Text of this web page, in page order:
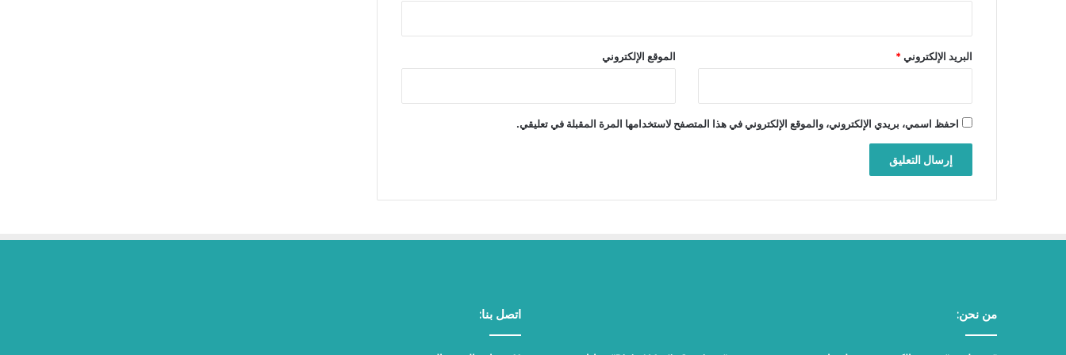
البريد الإلكتروني* الموقع الإلكتروني
احفظ اسمي، بريدي الإلكتروني، والموقع الإلكتروني في هذا المتصفح لاستخدامها المرة المقبلة في تعليقي.
من نحن: اتصل بنا: